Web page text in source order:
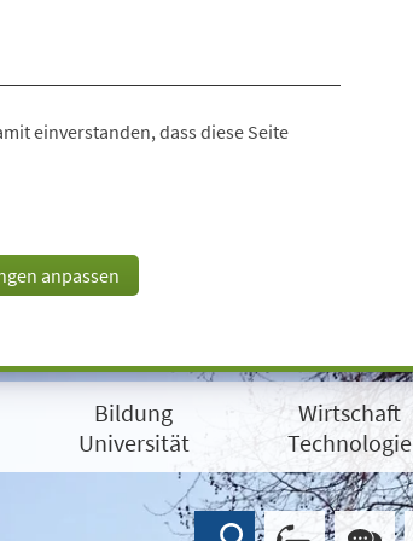
einverstanden, dass diese Seite
anpassen
Bildung
Universität
Wirtschaft
Technologie